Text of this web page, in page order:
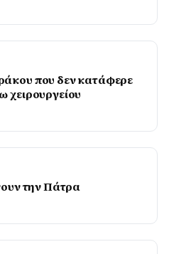
που δεν κατάφερε
χειρουργείου
την Πάτρα